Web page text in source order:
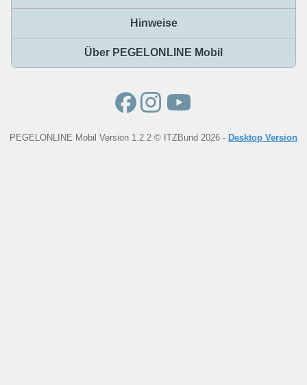
Hinweise
Über PEGELONLINE Mobil
PEGELONLINE Mobil Version 1.2.2 © ITZBund 2026 - Desktop Version